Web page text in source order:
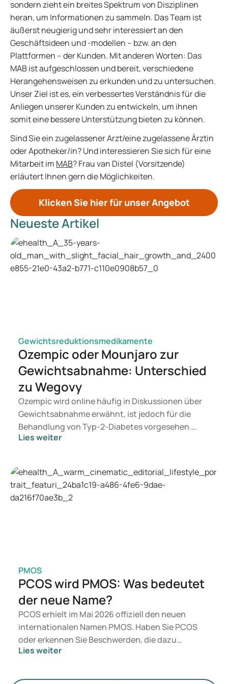
sondern zieht ein breites Spektrum von Disziplinen
heran, um Informationen zu sammeln. Das Team ist
äußerst neugierig und sehr interessiert an den
Geschäftsideen und -modellen – bzw. an den
Plattformen – der Kunden. Mit anderen Worten: Das
MAB ist aufgeschlossen und bereit, verschiedene
Herangehensweisen zu erkunden und zu untersuchen.
Unser Ziel ist es, ein verbessertes Verständnis für die
Anliegen unserer Kunden zu entwickeln, um ihnen
somit eine bessere Unterstützung bieten zu können.
Sind Sie ein zugelassener Arzt/eine zugelassene Ärztin
oder Apotheker/in? Und interessieren Sie sich für eine
Mitarbeit im MAB? Frau van Distel (Vorsitzende)
erläutert Ihnen gern die Möglichkeiten.
Klicken Sie hier für unser Angebot
Neueste Artikel
Gewichtsreduktionsmedikamente
Ozempic oder Mounjaro zur
Gewichtsabnahme: Unterschied
zu Wegovy
Ozempic wird online häufig in Diskussionen über
Gewichtsabnahme erwähnt, ist jedoch für die
Behandlung von Typ-2-Diabetes vorgesehen.
Suchen Sie eine Therapie zur Gewichtskontrolle,
geeignet ist, entscheidet ein Arzt auf Grundlage
Ihrer Gesundheit, Ihres BMI und Ihres
Medikamentenkonsums.
Lies weiter
PMOS
PCOS wird PMOS: Was bedeutet
der neue Name?
PCOS erhielt im Mai 2026 offiziell den neuen
internationalen Namen PMOS. Haben Sie PCOS
oder erkennen Sie Beschwerden, die dazu
passen? Medizinisch ändert sich zunächst nichts.
Hormone, den Stoffwechsel und die Funktion der
Lies weiter